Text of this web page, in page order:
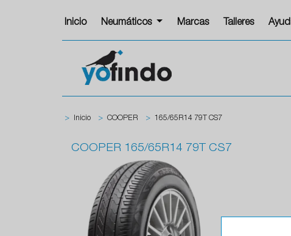
Inicio Neumáticos Marcas Talleres
> Inicio > COOPER > 165/65R14 79T CS7
COOPER 165/65R14 79T CS7